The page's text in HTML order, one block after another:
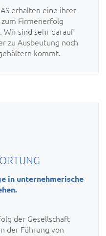
erhalten eine ihrer
Firmenerfolg
Wir sind sehr darauf
zu Ausbeutung noch
kommt.
in unternehmerische
der Gesellschaft
der Führung von